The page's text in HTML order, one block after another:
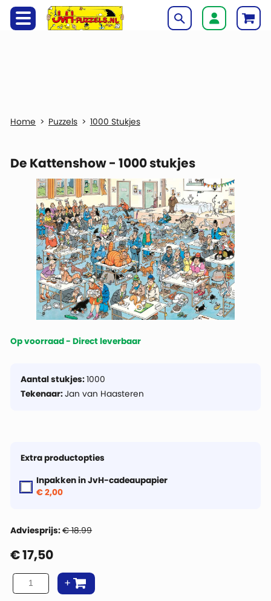
Puzzels 1000 Stukjes
De Kattenshow - 1000 stukjes
Op voorraad - Direct leverbaar
Aantal stukjes:1000
Tekenaar:Jan van Haasteren
Extra productopties
Inpakken in JvH-cadeaupapier
€ 2,00
Adviesprijs:€ 18.99
€17,50